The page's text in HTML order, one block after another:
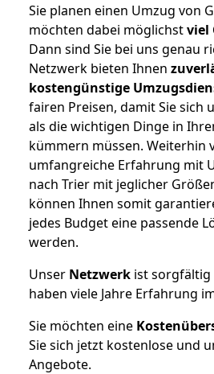
Sie planen einen Umzug von
möchten dabei möglichstviel
Dann sind Sie bei uns genau
Netzwerk bieten Ihnen
kostengünstige
fairen Preisen, damit Sie sich
als die wichtigen Dinge in
kümmern müssen. Weiterhin
umfangreiche Erfahrung mit
nach Trier mit jeglicher
können Ihnen somit
jedes Budget eine passende
werden.
Unser Netzwerk ist
haben viele Jahre Erfahrung
Sie möchten eine
Sie sich jetzt kostenlose und
Angebote.